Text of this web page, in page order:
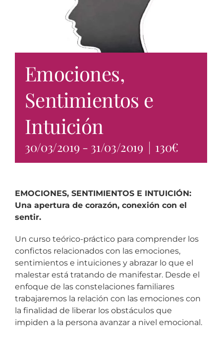
Emociones,
Sentimientos e
Intuición
30/03/2019 - 31/03/2019 | 130€
EMOCIONES, SENTIMIENTOS E INTUICIÓN:
Una apertura de corazón, conexión con el
sentir.
Un curso teórico-práctico para comprender los
confictos relacionados con las emociones,
sentimientos e intuiciones y abrazar lo que el
malestar está tratando de manifestar. Desde el
enfoque de las constelaciones familiares
trabajaremos la relación con las emociones con
la finalidad de liberar los obstáculos que
impiden a la persona avanzar a nivel emocional.